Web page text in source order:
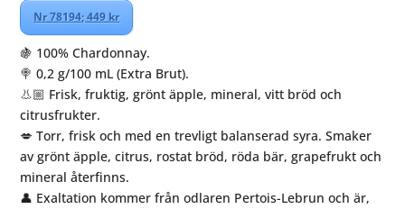
Nr 78194; 449 kr
🍇 100% Chardonnay.
🍭 0,2 g/100 mL (Extra Brut).
👃🏼 Frisk, fruktig, grönt äpple, mineral, vitt bröd och
citrusfrukter.
💋 Torr, frisk och med en trevligt balanserad syra. Smaker
av grönt äpple, citrus, rostat bröd, röda bär, grapefrukt och
mineral återfinns.
👤 Exaltation kommer från odlaren Pertois-Lebrun och är,